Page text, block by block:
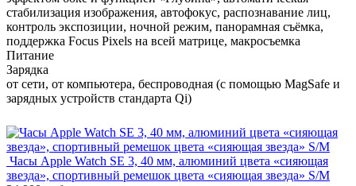
стабилизация изображения, автофокус, распознавание лиц,
контроль экспозиции, ночной режим, панорамная съёмка,
поддержка Focus Pixels на всей матрице, макросъемка
Питание
Зарядка
от сети, от компьютера, беспроводная (с помощью MagSafe и
зарядных устройств стандарта Qi)
Часы Apple Watch SE 3, 40 мм, алюминий цвета «сияющая
звезда», спортивный ремешок цвета «сияющая звезда» S/M